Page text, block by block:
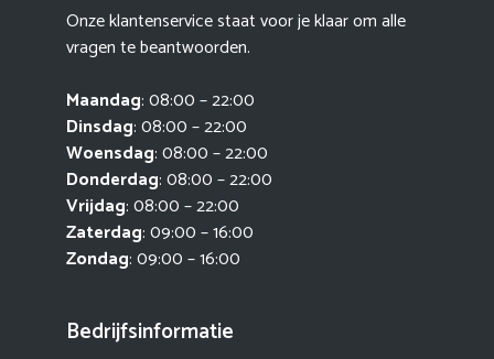
Onze klantenservice staat voor je klaar om alle
vragen te beantwoorden.
Maandag: 08:00 – 22:00
Dinsdag: 08:00 – 22:00
Woensdag: 08:00 – 22:00
Donderdag: 08:00 – 22:00
Vrijdag: 08:00 – 22:00
Zaterdag: 09:00 – 16:00
Zondag: 09:00 – 16:00
Bedrijfsinformatie